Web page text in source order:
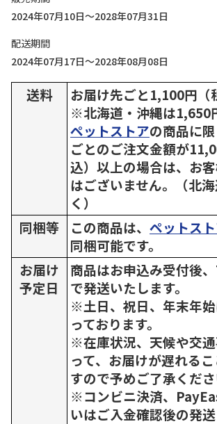
2024年07月10日～2028年07月31日
配送期間
2024年07月17日～2028年08月08日
送料
お届け先ごと1,100円（
※北海道・沖縄は1,650
ペットストアの商品に
ごとのご注文金額が
込）以上の場合は、お
はございません。（北
く）
同梱等
この商品は、 ペットス
同梱可能です。
お届け
予定日
商品はお申込み受付後
で発送いたします。
※土日、祝日、年末年
っております。
※在庫状況、天候や交
って、お届けが遅れる
すので予めご了承くださ
※コンビニ決済、
いはご入金確認後の発送